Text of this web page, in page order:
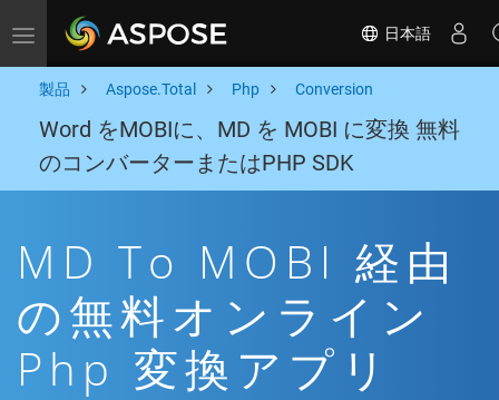
Toggle navigation 日本語
製品 Aspose.Total Php Conversion
Word をMOBIに、MD を MOBI に変換 無料
のコンバーターまたはPHP SDK
MD To MOBI 経由
の無料オンライン
Php 変換アプリ